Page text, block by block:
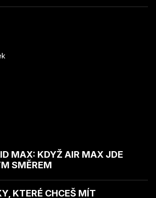
MAX: KDYŽ AIR MAX JDE
SMĚREM
KTERÉ CHCEŠ MÍT